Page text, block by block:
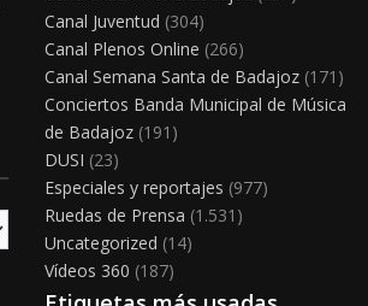
Canal Juventud (304)
Canal Plenos Online (266)
Canal Semana Santa de Badajoz (171)
Conciertos Banda Municipal de Música
de Badajoz (191)
DUSI (23)
Especiales y reportajes (977)
Ruedas de Prensa (1.531)
Uncategorized (14)
Vídeos 360 (187)